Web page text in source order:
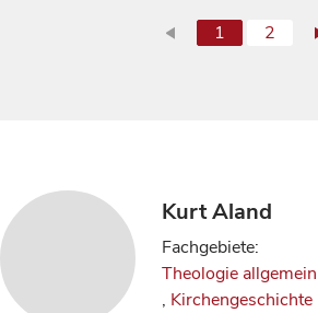
1 2
Kurt Aland
Fachgebiete:
Theologie allgemein
, Kirchengeschichte